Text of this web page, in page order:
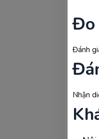
Đo
Đánh
Nhận